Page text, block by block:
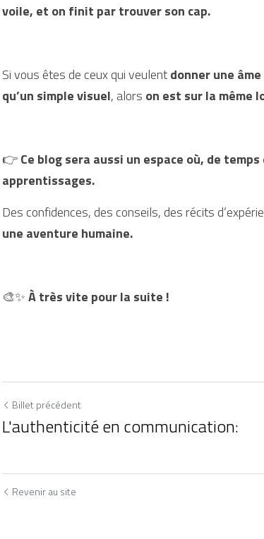
voile, et on finit par trouver son cap.
Si vous êtes de ceux qui veulent donner une
qu’un simple visuel, alors on est sur la même
👉 Ce blog sera aussi un espace où, de
apprentissages.
Des confidences, des conseils, des récits
une aventure humaine.
🎨✨ À très vite pour la suite !
Billet précédent
L'authenticité en communication:
Revenir au site